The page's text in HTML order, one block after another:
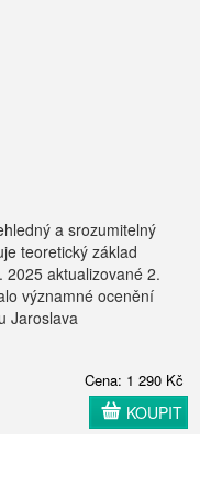
a srozumitelný
teoretický základ
aktualizované 2.
významné ocenění
Jaroslava
Cena: 1 290 Kč
KOUPIT